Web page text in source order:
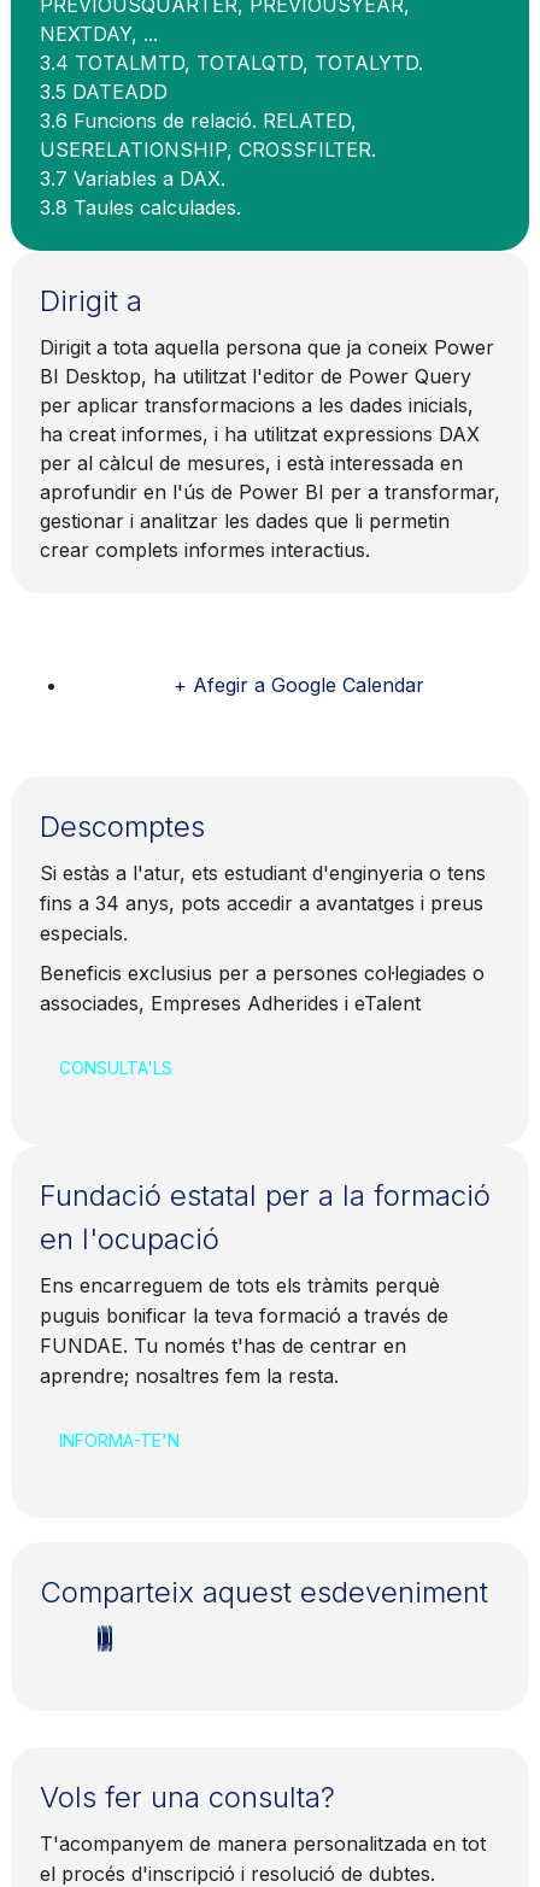
NEXTDAY, ...
3.4 TOTALMTD, TOTALQTD, TOTALYTD.
3.5 DATEADD
3.6 Funcions de relació. RELATED,
USERELATIONSHIP, CROSSFILTER.
3.7 Variables a DAX.
3.8 Taules calculades.
Dirigit a
Dirigit a tota aquella persona que ja coneix Power
BI Desktop, ha utilitzat l'editor de Power Query
per aplicar transformacions a les dades inicials,
ha creat informes, i ha utilitzat expressions DAX
per al càlcul de mesures, i està interessada en
aprofundir en l'ús de Power BI per a transformar,
gestionar i analitzar les dades que li permetin
crear complets informes interactius.
+ Afegir a Google Calendar
Descomptes
Si estàs a l'atur, ets estudiant d'enginyeria o tens
fins a 34 anys, pots accedir a avantatges i preus
especials.
Beneficis exclusius per a persones col·legiades o
associades, Empreses Adherides i eTalent
CONSULTA'LS
Fundació estatal per a la formació
en l'ocupació
Ens encarreguem de tots els tràmits perquè
puguis bonificar la teva formació a través de
FUNDAE. Tu només t'has de centrar en
aprendre; nosaltres fem la resta.
INFORMA-TE'N
Vols fer una consulta?
T'acompanyem de manera personalitzada en tot
el procés d'inscripció i resolució de dubtes.
Comparteix aquest esdeveniment